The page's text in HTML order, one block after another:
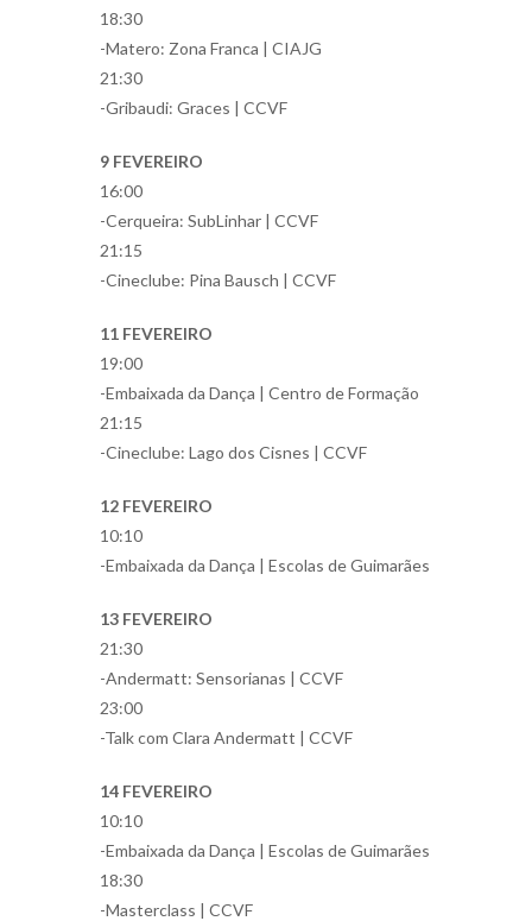
18:30
-Matero: Zona Franca | CIAJG
21:30
-Gribaudi: Graces | CCVF
9 FEVEREIRO
16:00
-Cerqueira: SubLinhar | CCVF
21:15
-Cineclube: Pina Bausch | CCVF
11 FEVEREIRO
19:00
-Embaixada da Dança | Centro de Formação
21:15
-Cineclube: Lago dos Cisnes | CCVF
12 FEVEREIRO
10:10
-Embaixada da Dança | Escolas de Guimarães
13 FEVEREIRO
21:30
-Andermatt: Sensorianas | CCVF
23:00
-Talk com Clara Andermatt | CCVF
14 FEVEREIRO
10:10
-Embaixada da Dança | Escolas de Guimarães
18:30
-Masterclass | CCVF